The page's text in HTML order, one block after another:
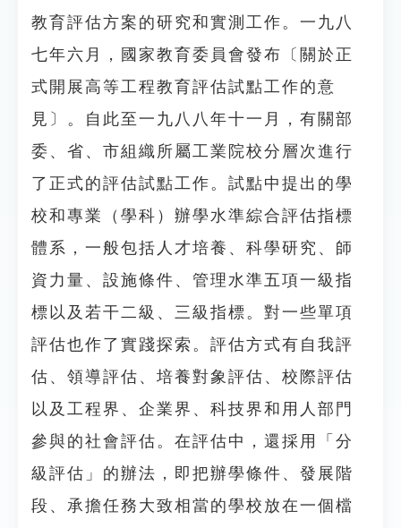
教育評估方案的研究和實測工作。一九八
七年六月，國家教育委員會發布〔關於正
式開展高等工程教育評估試點工作的意
見〕。自此至一九八八年十一月，有關部
委、省、市組織所屬工業院校分層次進行
了正式的評估試點工作。試點中提出的學
校和專業（學科）辦學水準綜合評估指標
體系，一般包括人才培養、科學研究、師
資力量、設施條件、管理水準五項一級指
標以及若干二級、三級指標。對一些單項
評估也作了實踐探索。評估方式有自我評
估、領導評估、培養對象評估、校際評估
以及工程界、企業界、科技界和用人部門
參與的社會評估。在評估中，還採用「分
級評估」的辦法，即把辦學條件、發展階
段、承擔任務大致相當的學校放在一個檔